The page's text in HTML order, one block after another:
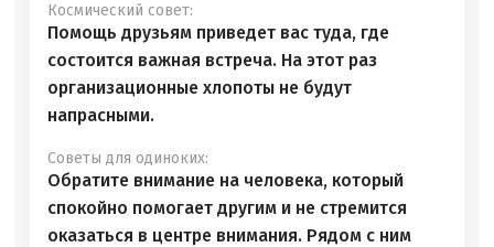
Космический совет:
Помощь друзьям приведет вас туда, где
состоится важная встреча. На этот раз
организационные хлопоты не будут
напрасными.
Советы для одиноких:
Обратите внимание на человека, который
спокойно помогает другим и не стремится
оказаться в центре внимания. Рядом с ним